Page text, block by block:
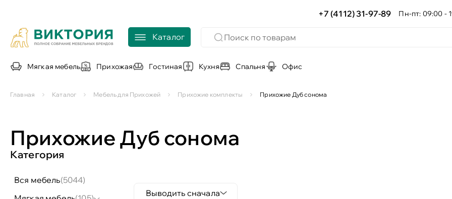
+7 (4112) 31-97-89 Пн-пт: 09:00 -
Каталог
Мягкая мебель Прихожая Гостиная Кухня Спальня Офис
Главная Каталог Мебель для Прихожей Прихожие комплекты Прихожие Дуб сонома
Прихожие Дуб сонома
Категория
вся мебель(5044)
Выводить сначала